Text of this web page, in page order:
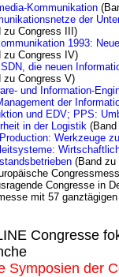
Kommunikation
der
zu Congress III)
1993:
zu Congress IV)
die neuen
zu Congress V)
und Information-
der
und EDV; PPS:
in der Logistik
Werkzeuge
(Band zu
Congresse in
mit 57
Congresse
Symposien der